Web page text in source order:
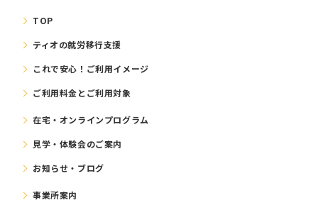
TOP
ティオの就労移⾏⽀援
これで安⼼！ご利⽤イメージ
ご利⽤料⾦とご利⽤対象
在宅・オンラインプログラム
⾒学・体験会のご案内
お知らせ・ブログ
事業所案内